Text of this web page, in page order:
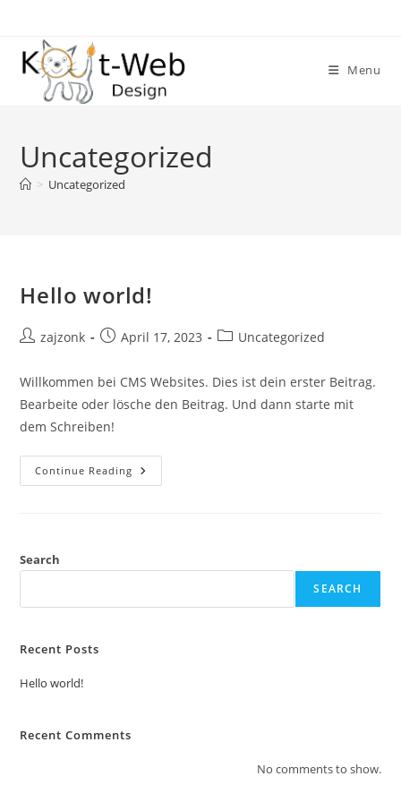
content
Menu
Uncategorized
> Uncategorized
Hello world!
Postzajzonk
PostApril 17, 2023
PostUncategorized
Willkommen bei CMS Websites. Dies ist dein erster Beitrag.
Bearbeite oder lösche den Beitrag. Und dann starte mit
dem Schreiben!
Continue Reading Hello
World!
Search
SEARCH
Recent Posts
Hello world!
Recent Comments
No comments to show.